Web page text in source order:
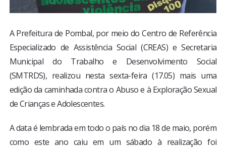
TV LPB
FOTOS
COLUNISTAS
A Prefeitura de Pombal, por meio do Centro de Referência
Especializado de Assistência Social (CREAS) e Secretaria
Municipal do Trabalho e Desenvolvimento Social
(SMTRDS), realizou nesta sexta-feira (17.05) mais uma
edição da caminhada contra o Abuso e à Exploração Sexual
de Crianças e Adolescentes.
A data é lembrada em todo o país no dia 18 de maio, porém
como este ano caiu em um sábado à realização foi